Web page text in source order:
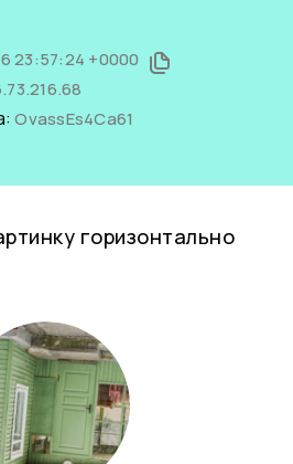
23:57:24 +0000
OvassEs4Ca61
горизонтально